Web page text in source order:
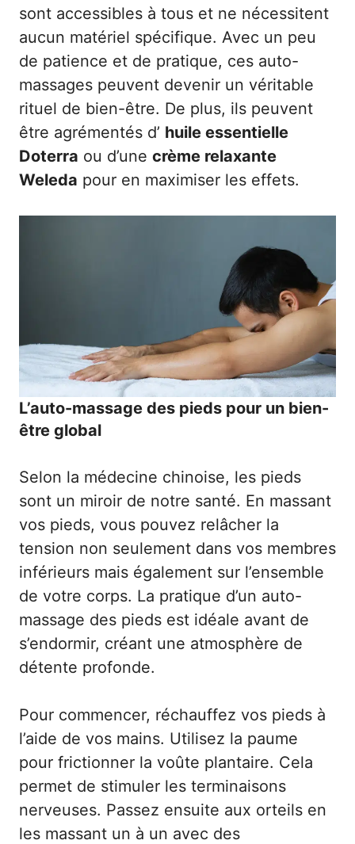
sont accessibles à tous et ne nécessitent
aucun matériel spécifique. Avec un peu
de patience et de pratique, ces auto-
massages peuvent devenir un véritable
rituel de bien-être. De plus, ils peuvent
être agrémentés d’ huile essentielle
Doterra ou d’une crème relaxante
Weleda pour en maximiser les effets.
L’auto-massage des pieds pour un bien-
être global
Selon la médecine chinoise, les pieds
sont un miroir de notre santé. En massant
vos pieds, vous pouvez relâcher la
tension non seulement dans vos membres
inférieurs mais également sur l’ensemble
de votre corps. La pratique d’un auto-
massage des pieds est idéale avant de
s’endormir, créant une atmosphère de
détente profonde.
Pour commencer, réchauffez vos pieds à
l’aide de vos mains. Utilisez la paume
pour frictionner la voûte plantaire. Cela
permet de stimuler les terminaisons
nerveuses. Passez ensuite aux orteils en
les massant un à un avec des